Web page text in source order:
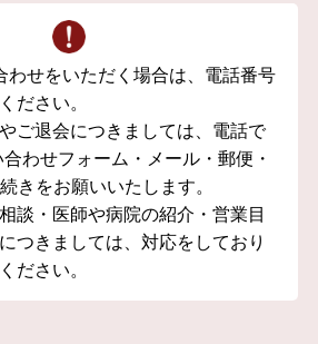
わせをいただく場合は、電話番号
ださい。
ご退会につきましては、電話で
わせフォーム・メール・郵便・
きをお願いいたします。
談・医師や病院の紹介・営業目
つきましては、対応をしており
ださい。